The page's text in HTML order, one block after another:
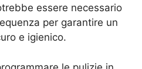
essere necessario
per garantire un
e igienico.